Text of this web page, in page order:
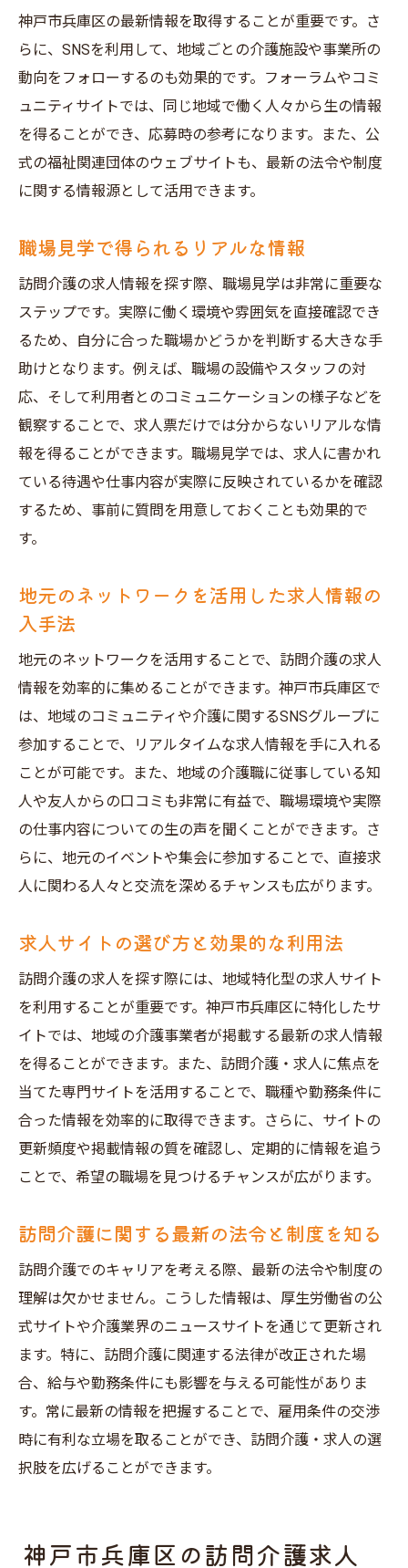
面接への準備に必要な情報収集
訪問介護の現状と未来を考える
先輩訪問介護職員から学べること
求人検索で失敗しないための訪問介護のポイン
ト
勤務時間の柔軟性をチェック
職場の雰囲気を見極める方法
福利厚生の充実度を比較検討する
経験者の口コミを参考にする
求人情報の掲載期間に注意する
地域密着型の訪問介護のメリット
地域の高齢者ニーズを理解する方法
地域貢献を実現するための活動例
訪問介護求人神戸市兵庫区での柔軟な働き方を
実現するために
自分に合ったシフトを見つける方法
家庭との両立を考えた働き方
訪問介護でのキャリアパスを考える
非常勤から始めるメリット
副業としての訪問介護の可能性
秘訣
求人情報を効率的にチェックする方法
面接で自分の強みを最大限にアピール
自分のビジョンに合った職場を選ぶ
訪問介護業界のトレンドを知る
将来のキャリアプランを意識した求人選び
神戸市兵庫区の最新情報を取得することが重要です。さ
らに、SNSを利用して、地域ごとの介護施設や事業所の
動向をフォローするのも効果的です。フォーラムやコミ
ュニティサイトでは、同じ地域で働く人々から生の情報
を得ることができ、応募時の参考になります。また、公
式の福祉関連団体のウェブサイトも、最新の法令や制度
に関する情報源として活用できます。
職場見学で得られるリアルな情報
訪問介護の求人情報を探す際、職場見学は非常に重要な
ステップです。実際に働く環境や雰囲気を直接確認でき
るため、自分に合った職場かどうかを判断する大きな手
助けとなります。例えば、職場の設備やスタッフの対
応、そして利用者とのコミュニケーションの様子などを
観察することで、求人票だけでは分からないリアルな情
報を得ることができます。職場見学では、求人に書かれ
ている待遇や仕事内容が実際に反映されているかを確認
するため、事前に質問を用意しておくことも効果的で
す。
地元のネットワークを活用した求人情報の
入手法
地元のネットワークを活用することで、訪問介護の求人
情報を効率的に集めることができます。神戸市兵庫区で
は、地域のコミュニティや介護に関するSNSグループに
参加することで、リアルタイムな求人情報を手に入れる
ことが可能です。また、地域の介護職に従事している知
人や友人からの口コミも非常に有益で、職場環境や実際
の仕事内容についての生の声を聞くことができます。さ
らに、地元のイベントや集会に参加することで、直接求
人に関わる人々と交流を深めるチャンスも広がります。
求人サイトの選び方と効果的な利用法
訪問介護の求人を探す際には、地域特化型の求人サイト
を利用することが重要です。神戸市兵庫区に特化したサ
イトでは、地域の介護事業者が掲載する最新の求人情報
を得ることができます。また、訪問介護・求人に焦点を
当てた専門サイトを活用することで、職種や勤務条件に
合った情報を効率的に取得できます。さらに、サイトの
更新頻度や掲載情報の質を確認し、定期的に情報を追う
ことで、希望の職場を見つけるチャンスが広がります。
訪問介護に関する最新の法令と制度を知る
訪問介護でのキャリアを考える際、最新の法令や制度の
理解は欠かせません。こうした情報は、厚生労働省の公
式サイトや介護業界のニュースサイトを通じて更新され
ます。特に、訪問介護に関連する法律が改正された場
合、給与や勤務条件にも影響を与える可能性がありま
す。常に最新の情報を把握することで、雇用条件の交渉
時に有利な立場を取ることができ、訪問介護・求人の選
択肢を広げることができます。
神戸市兵庫区の訪問介護求人